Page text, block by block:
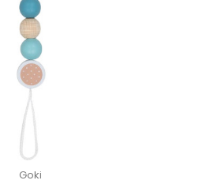
Goki